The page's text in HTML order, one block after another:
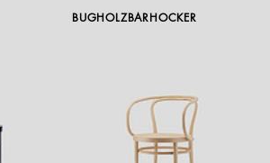
BUGHOLZBARHOCKER